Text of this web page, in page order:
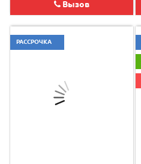
Вызов
РАССРОЧКА